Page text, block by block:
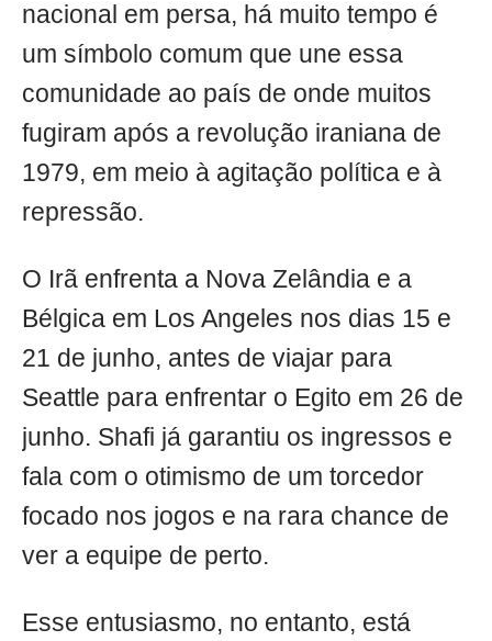
nacional em persa, há muito tempo é
um símbolo comum que une essa
comunidade ao país de onde muitos
fugiram após a revolução iraniana de
1979, em meio à agitação política e à
repressão.
O Irã enfrenta a Nova Zelândia e a
Bélgica em Los Angeles nos dias 15 e
21 de junho, antes de viajar para
Seattle para enfrentar o Egito em 26 de
junho. Shafi já garantiu os ingressos e
fala com o otimismo de um torcedor
focado nos jogos e na rara chance de
ver a equipe de perto.
Esse entusiasmo, no entanto, está